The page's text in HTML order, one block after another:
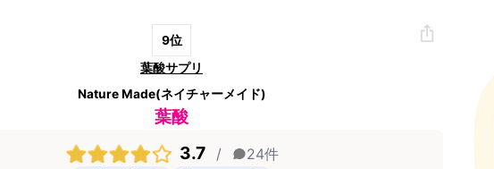
9位
葉酸サプリ
Nature Made(ネイチャーメイド)
葉酸
3.7
/ 24件